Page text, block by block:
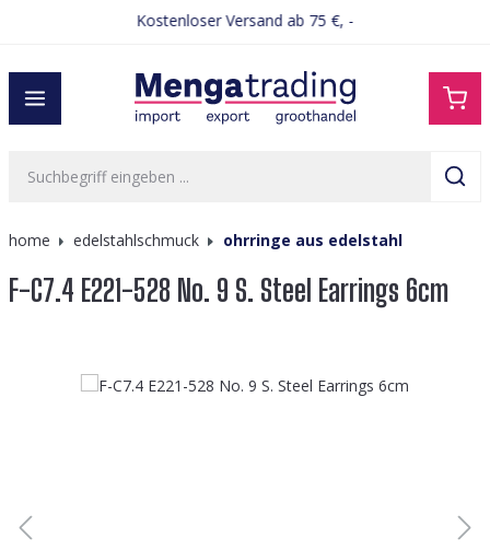
Kostenloser Versand ab 75 €, -
home edelstahlschmuck ohrringe aus edelstahl
F-C7.4 E221-528 No. 9 S. Steel Earrings 6cm
Bildergalerie überspringen